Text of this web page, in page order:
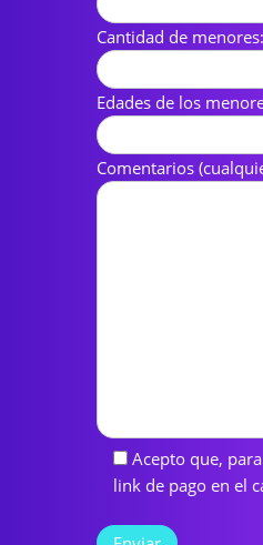
Cantidad de menores:
Edades de los
Comentarios
Acepto que,
link de pago en el